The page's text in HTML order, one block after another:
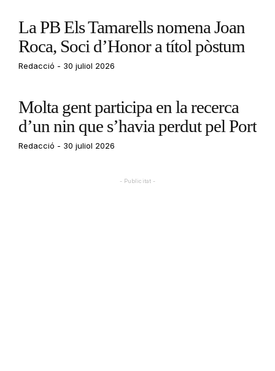
La PB Els Tamarells nomena Joan
Roca, Soci d’Honor a títol pòstum
Redacció 30 juliol 2026
Molta gent participa en la recerca
d’un nin que s’havia perdut pel Port
Redacció 30 juliol 2026
- Publicitat -